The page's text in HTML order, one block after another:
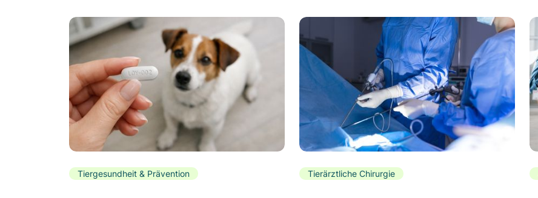
Tiergesundheit & Prävention Tierärztliche Chirurgie